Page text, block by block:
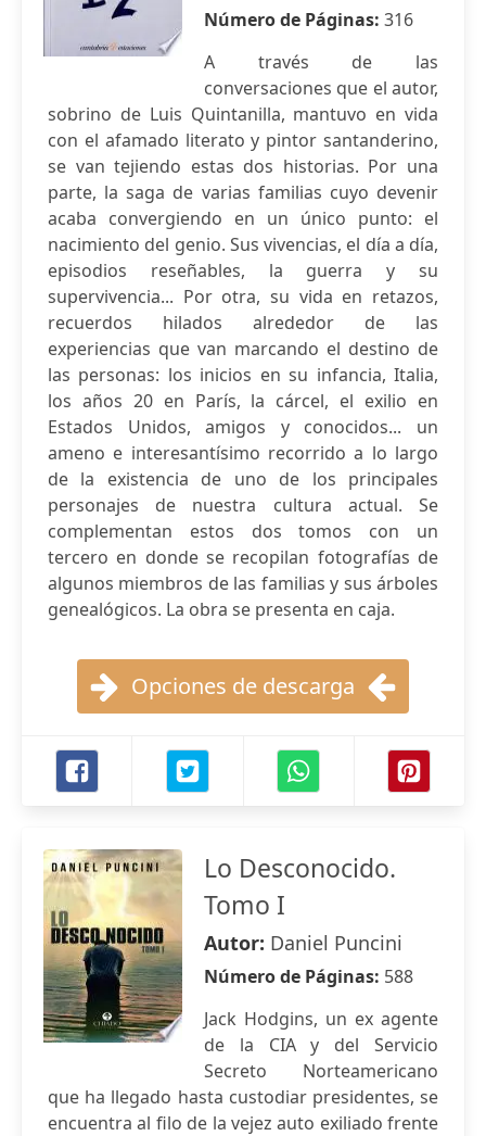
Número de Páginas: 316
A través de las
conversaciones que el autor,
sobrino de Luis Quintanilla, mantuvo en vida
con el afamado literato y pintor santanderino,
se van tejiendo estas dos historias. Por una
parte, la saga de varias familias cuyo devenir
acaba convergiendo en un único punto: el
nacimiento del genio. Sus vivencias, el día a día,
episodios reseñables, la guerra y su
supervivencia... Por otra, su vida en retazos,
recuerdos hilados alrededor de las
experiencias que van marcando el destino de
las personas: los inicios en su infancia, Italia,
los años 20 en París, la cárcel, el exilio en
Estados Unidos, amigos y conocidos... un
ameno e interesantísimo recorrido a lo largo
de la existencia de uno de los principales
personajes de nuestra cultura actual. Se
complementan estos dos tomos con un
tercero en donde se recopilan fotografías de
algunos miembros de las familias y sus árboles
genealógicos. La obra se presenta en caja.
Opciones de descarga
Lo Desconocido.
Tomo I
Autor: Daniel Puncini
Número de Páginas: 588
Jack Hodgins, un ex agente
de la CIA y del Servicio
Secreto Norteamericano
que ha llegado hasta custodiar presidentes, se
encuentra al filo de la vejez auto exiliado frente